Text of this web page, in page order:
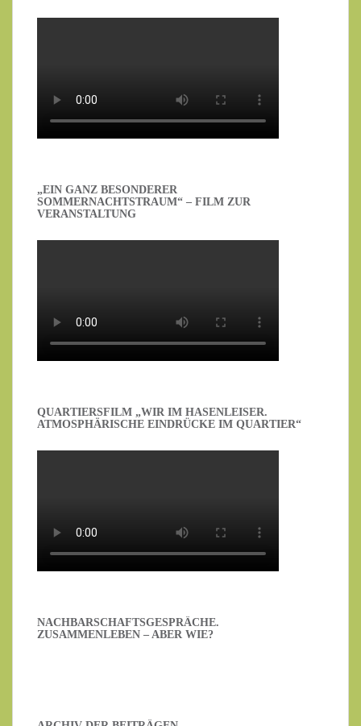
„EIN GANZ BESONDERER
SOMMERNACHTSTRAUM“ – FILM ZUR
VERANSTALTUNG
QUARTIERSFILM „WIR IM HASENLEISER.
ATMOSPHÄRISCHE EINDRÜCKE IM QUARTIER“
NACHBARSCHAFTSGESPRÄCHE.
ZUSAMMENLEBEN – ABER WIE?